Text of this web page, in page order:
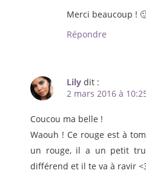
Merci beaucoup !
Répondre
Lily dit :
2 mars 2016 à
Coucou ma belle !
Waouh ! Ce rouge est à
un rouge, il a un petit
différend et il te va à ravir